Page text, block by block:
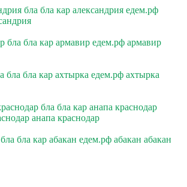
бла бла кар александрия едем.рф
бла бла кар армавир едем.рф армавир
бла бла кар ахтырка едем.рф ахтырка
бла бла кар анапа краснодар
анапа краснодар
бла кар абакан едем.рф абакан абакан